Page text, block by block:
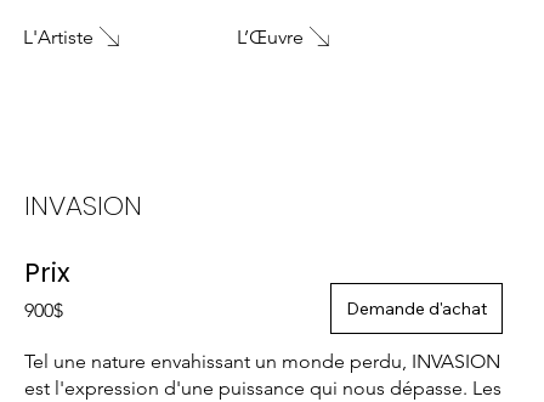
L'Artiste L’Œuvre
INVASION
Prix
900$
Tel une nature envahissant un monde perdu, INVASION
est l'expression d'une puissance qui nous dépasse. Les
Demande d'achat